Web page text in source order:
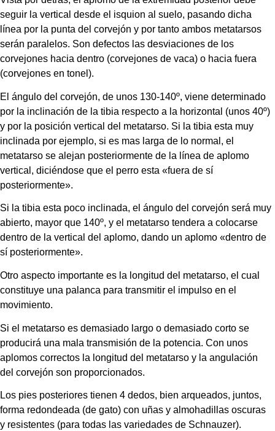
seguir la vertical desde el isquion al suelo, pasando dicha
línea por la punta del corvejón y por tanto ambos metatarsos
serán paralelos. Son defectos las desviaciones de los
corvejones hacia dentro (corvejones de vaca) o hacia fuera
(corvejones en tonel).
El ángulo del corvejón, de unos 130-140º, viene determinado
por la inclinación de la tibia respecto a la horizontal (unos 40º)
y por la posición vertical del metatarso. Si la tibia esta muy
inclinada por ejemplo, si es mas larga de lo normal, el
metatarso se alejan posteriormente de la línea de aplomo
vertical, diciéndose que el perro esta «fuera de sí
posteriormente».
Si la tibia esta poco inclinada, el ángulo del corvejón será muy
abierto, mayor que 140º, y el metatarso tendera a colocarse
dentro de la vertical del aplomo, dando un aplomo «dentro de
sí posteriormente».
Otro aspecto importante es la longitud del metatarso, el cual
constituye una palanca para transmitir el impulso en el
movimiento.
Si el metatarso es demasiado largo o demasiado corto se
producirá una mala transmisión de la potencia. Con unos
aplomos correctos la longitud del metatarso y la angulación
del corvejón son proporcionados.
Los pies posteriores tienen 4 dedos, bien arqueados, juntos,
forma redondeada (de gato) con uñas y almohadillas oscuras
y resistentes (para todas las variedades de Schnauzer).